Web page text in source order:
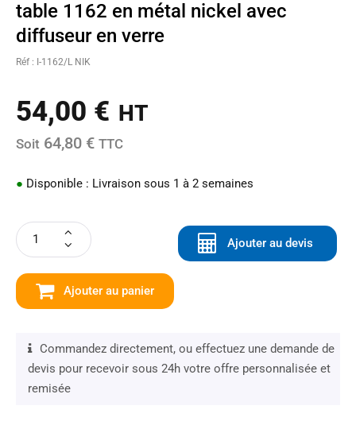
table 1162 en métal nickel avec
diffuseur en verre
Réf : I-1162/L NIK
54,00 € HT
Soit 64,80 € TTC
● Disponible : Livraison sous 1 à 2 semaines
Ajouter au panier
Ajouter au devis
Commandez directement, ou effectuez une demande de
devis pour recevoir sous 24h votre offre personnalisée et
remisée